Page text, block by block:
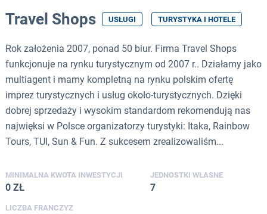
Travel Shops USŁUGI TURYSTYKA I HOTELE
Rok założenia 2007, ponad 50 biur. Firma Travel Shops
funkcjonuje na rynku turystycznym od 2007 r.. Działamy jako
multiagent i mamy kompletną na rynku polskim ofertę
imprez turystycznych i usług około-turystycznych. Dzięki
dobrej sprzedaży i wysokim standardom rekomendują nas
najwięksi w Polsce organizatorzy turystyki: Itaka, Rainbow
Tours, TUI, Sun & Fun. Z sukcesem zrealizowaliśm...
MINIMALNA KWOTA INWESTYCJI
0 ZŁ
JEDNOSTKI WŁASNE
7
LICZBA FRANCZYZ